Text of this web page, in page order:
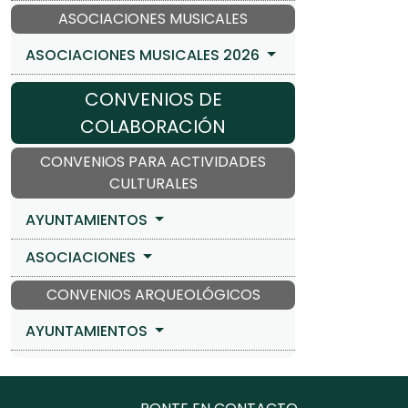
ASOCIACIONES MUSICALES
ASOCIACIONES MUSICALES 2026
CONVENIOS DE
COLABORACIÓN
CONVENIOS PARA ACTIVIDADES
CULTURALES
AYUNTAMIENTOS
ASOCIACIONES
CONVENIOS ARQUEOLÓGICOS
AYUNTAMIENTOS